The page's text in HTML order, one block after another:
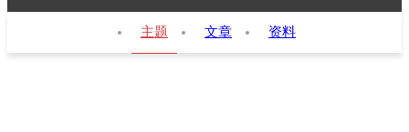
主题 文章 资料